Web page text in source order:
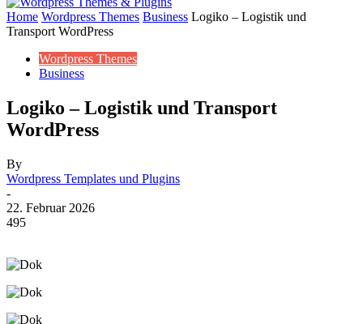
Home Wordpress Themes Business Logiko – Logistik und
Transport WordPress
Wordpress Themes
Business
Logiko – Logistik und Transport
WordPress
By
Wordpress Templates und Plugins
-
22. Februar 2026
495